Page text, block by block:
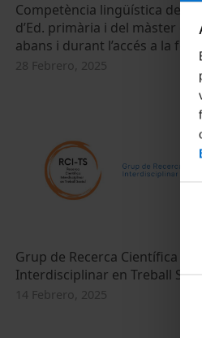
Competència lingüística dels
d’Ed. primària i del màster de
abans i durant l’accés a la
28 Febrero, 2025
Grup de Recerca Científica
Interdisciplinar en Treball
14 Febrero, 2025